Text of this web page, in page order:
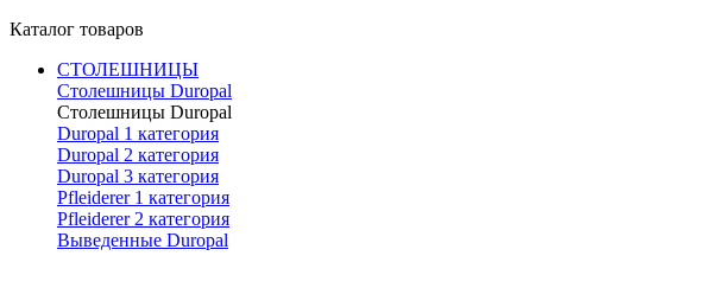
Каталог товаров
СТОЛЕШНИЦЫ
Столешницы Duropal
Столешницы Duropal
Duropal 1 категория
Duropal 2 категория
Duropal 3 категория
Pfleiderer 1 категория
Pfleiderer 2 категория
Выведенные Duropal